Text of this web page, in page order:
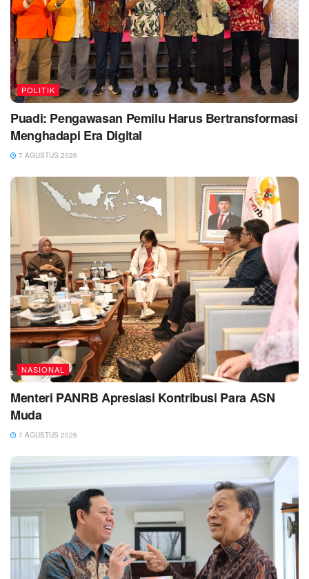
POLITIK
Puadi: Pengawasan Pemilu Harus Bertransformasi
Menghadapi Era Digital
7 AGUSTUS 2026
NASIONAL
Menteri PANRB Apresiasi Kontribusi Para ASN
Muda
7 AGUSTUS 2026